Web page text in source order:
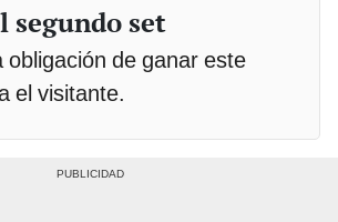
segundo set
obligación de ganar este
el visitante.